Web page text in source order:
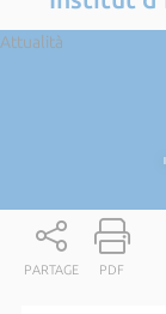
Attualità
PARTAGE PDF